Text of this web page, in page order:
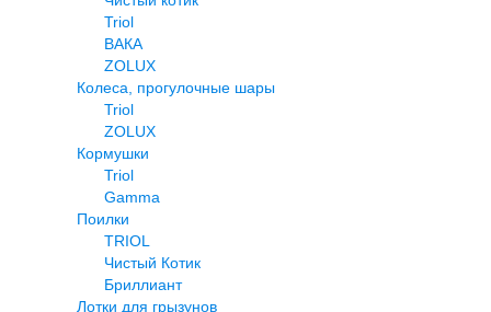
Triol
ВАКА
ZOLUX
Колеса, прогулочные шары
Triol
ZOLUX
Кормушки
Triol
Gamma
Поилки
TRIOL
Чистый Котик
Бриллиант
Лотки для грызунов